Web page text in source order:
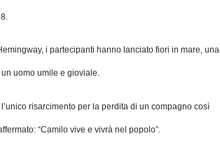
i partecipanti hanno lanciato fiori in mare, una
uomo umile e gioviale.
risarcimento per la perdita di un compagno così
“Camilo vive e vivrà nel popolo”.